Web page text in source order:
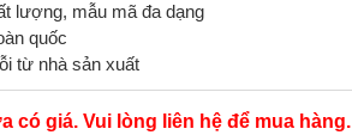
lượng, mẫu mã đa dạng
quốc
từ nhà sản xuất
có giá. Vui lòng liên hệ để mua hàng.